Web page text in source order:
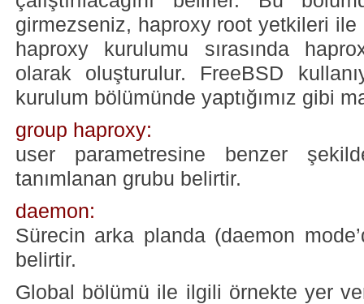
girmezseniz, haproxy root yetkileri ile
haproxy kurulumu sırasında
olarak oluşturulur. FreeBSD
kurulum bölümünde yaptığımız gibi
group haproxy:
user parametresine benzer
tanımlanan grubu belirtir.
daemon:
Sürecin arka planda (daemon
belirtir.
Global bölümü ile ilgili örnekte yer